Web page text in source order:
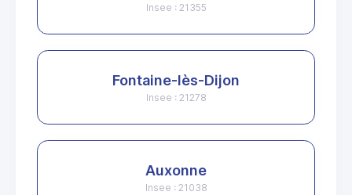
Insee : 21355
Fontaine-lès-Dijon
Insee : 21278
Auxonne
Insee : 21038